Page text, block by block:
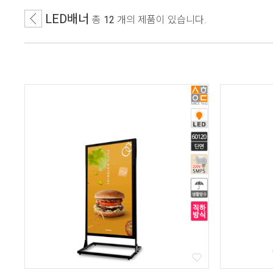
LED배너 총 12 개 의 제품이 있습니다.